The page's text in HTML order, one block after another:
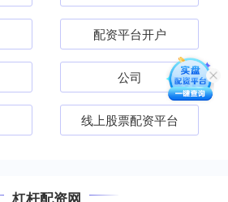
配资平台开户
公司
线上股票配资平台
杠杆配资网